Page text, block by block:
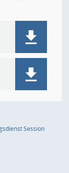
Session(Wird in